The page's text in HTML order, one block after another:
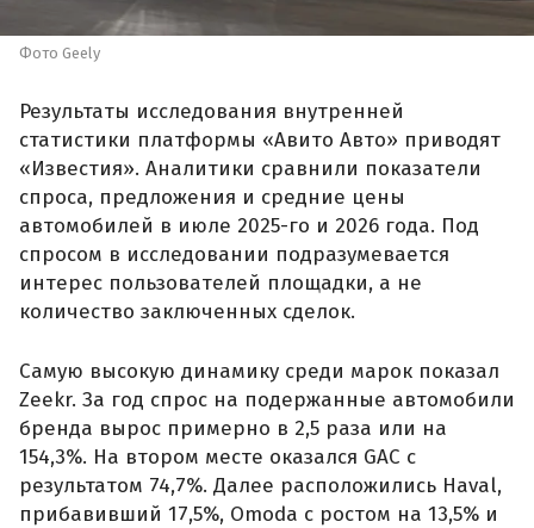
Фото Geely
Результаты исследования внутренней
статистики платформы «Авито Авто» приводят
«Известия». Аналитики сравнили показатели
спроса, предложения и средние цены
автомобилей в июле 2025-го и 2026 года. Под
спросом в исследовании подразумевается
интерес пользователей площадки, а не
количество заключенных сделок.
Самую высокую динамику среди марок показал
Zeekr. За год спрос на подержанные автомобили
бренда вырос примерно в 2,5 раза или на
154,3%. На втором месте оказался GAC с
результатом 74,7%. Далее расположились Haval,
прибавивший 17,5%, Omoda с ростом на 13,5% и